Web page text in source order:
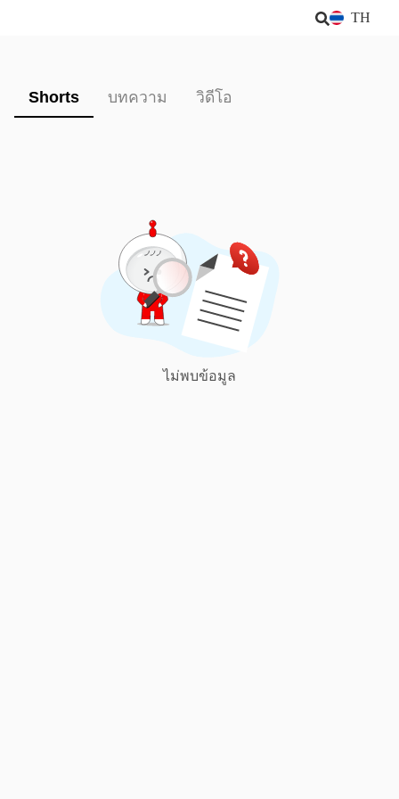
TH
Shorts บทความ วิดีโอ
ไม่พบข้อมูล